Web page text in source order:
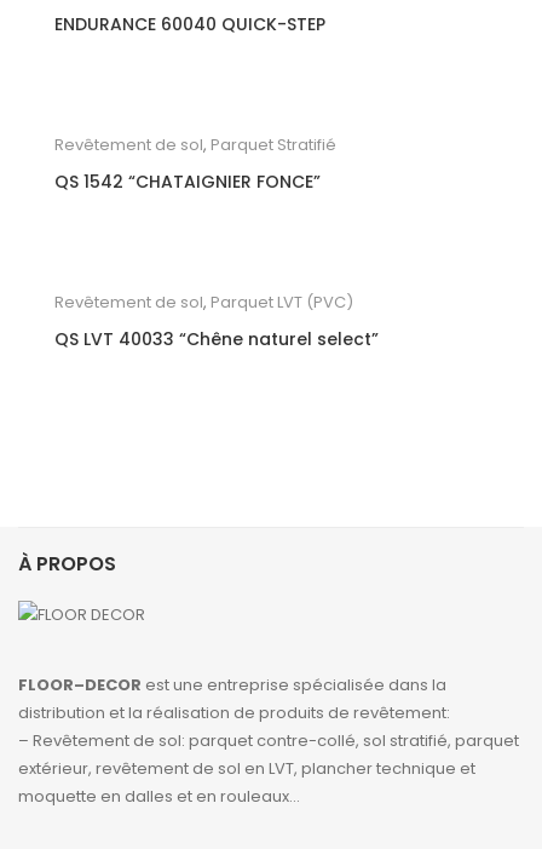
ENDURANCE 60040 QUICK-STEP
Revêtement de sol, Parquet Stratifié
QS 1542 “CHATAIGNIER FONCE”
Revêtement de sol, Parquet LVT (PVC)
QS LVT 40033 “Chêne naturel select”
À PROPOS
FLOOR–DECOR est une entreprise spécialisée dans la
distribution et la réalisation de produits de revêtement:
– Revêtement de sol: parquet contre-collé, sol stratifié, parquet
extérieur, revêtement de sol en LVT, plancher technique et
moquette en dalles et en rouleaux…